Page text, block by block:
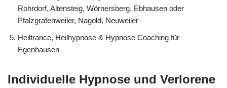
Rohrdorf, Altensteig, Wörnersberg, Ebhausen oder
Pfalzgrafenweiler, Nagold, Neuweiler
Heiltrance, Heilhypnose & Hypnose Coaching für
Egenhausen
Individuelle Hypnose und Verlorene